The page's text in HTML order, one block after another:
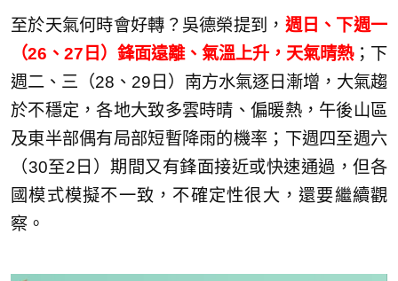
至於天氣何時會好轉？吳德榮提到， 週日、下週一
（26、27日）鋒面遠離、氣溫上升，天氣晴熱；下
週二、三（28、29日）南方水氣逐日漸增，大氣趨
於不穩定，各地大致多雲時晴、偏暖熱，午後山區
及東半部偶有局部短暫降雨的機率；下週四至週六
（30至2日）期間又有鋒面接近或快速通過，但各
國模式模擬不一致，不確定性很大，還要繼續觀
察。